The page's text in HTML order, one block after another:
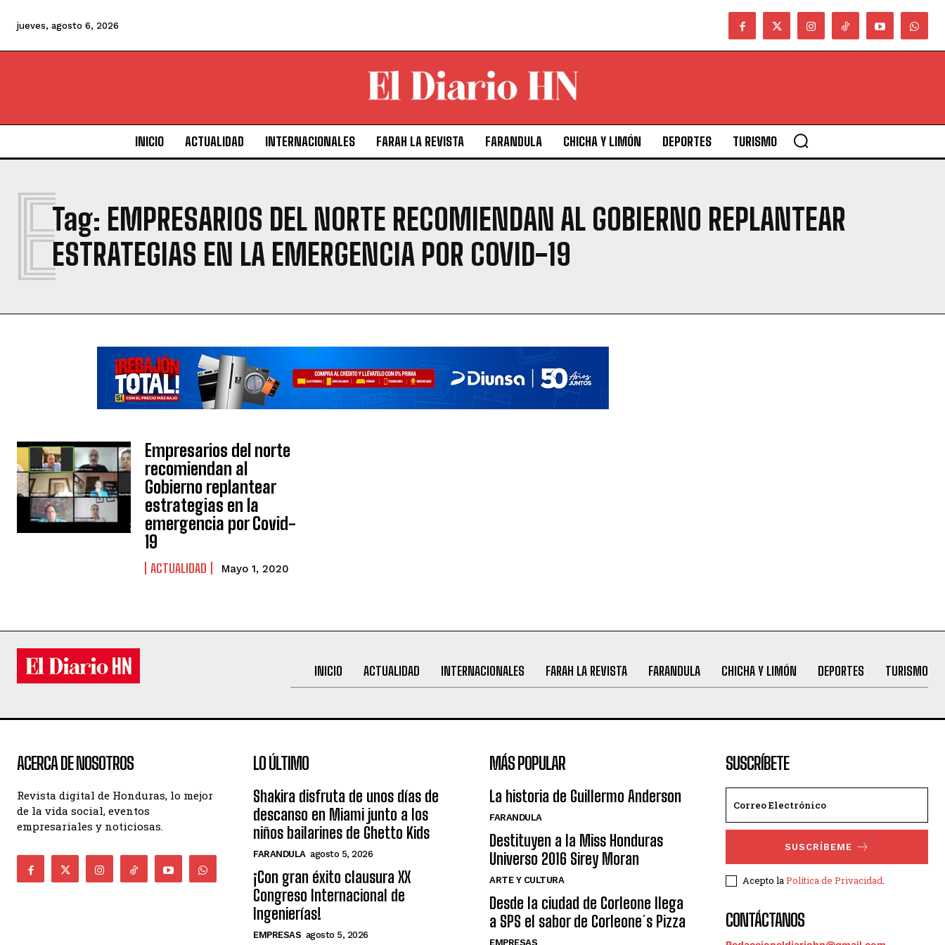
jueves, agosto 6, 2026
INICIO ACTUALIDAD INTERNACIONALES FARAH LA REVISTA FARANDULA CHICHA Y LIMÓN DEPORTES TURISMO
Tag: EMPRESARIOS DEL NORTE RECOMIENDAN AL GOBIERNO REPLANTEAR
ESTRATEGIAS EN LA EMERGENCIA POR COVID-19
E
Empresarios del norte
recomiendan al
Gobierno replantear
estrategias en la
emergencia por Covid-
19
ACTUALIDAD Mayo 1, 2020
INICIO ACTUALIDAD INTERNACIONALES FARAH LA REVISTA FARANDULA CHICHA Y LIMÓN DEPORTES TURISMO
ACERCA DE NOSOTROS
Revista digital de Honduras, lo mejor
de la vida social, eventos
empresariales y noticiosas.
LO ÚLTIMO
Shakira disfruta de unos días de
descanso en Miami junto a los
niños bailarines de Ghetto Kids
FARANDULA agosto 5, 2026
¡Con gran éxito clausura XX
Congreso Internacional de
Ingenierías!
EMPRESAS agosto 5, 2026
MÁS POPULAR
La historia de Guillermo Anderson
FARANDULA
Destituyen a la Miss Honduras
Universo 2016 Sirey Moran
ARTE Y CULTURA
Desde la ciudad de Corleone llega
a SPS el sabor de Corleone´s Pizza
EMPRESAS
SUSCRÍBETE
SUSCRÍBEME
Acepto laPolítica de Privacidad.
CONTÁCTANOS